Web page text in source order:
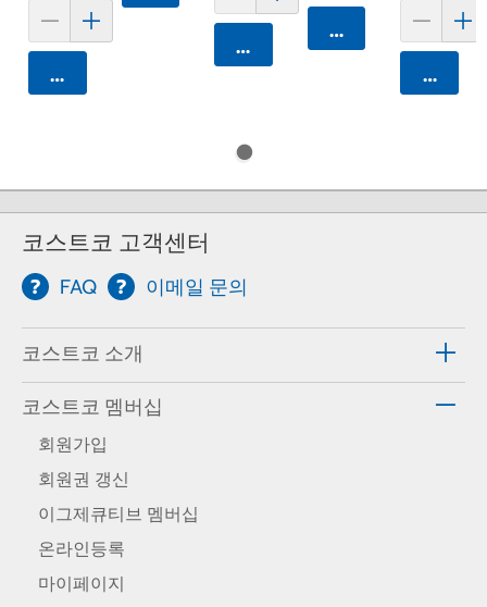
카트에 담기
카트에 담기
카트에 담기
카트에
코스트코 고객센터
FAQ 이메일 문의
코스트코 소개
코스트코 멤버십
회원가입
회원권 갱신
이그제큐티브 멤버십
온라인등록
마이페이지